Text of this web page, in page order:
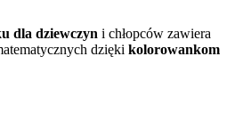
dla dziewczyn i chłopców zawiera
dzięki kolorowankom